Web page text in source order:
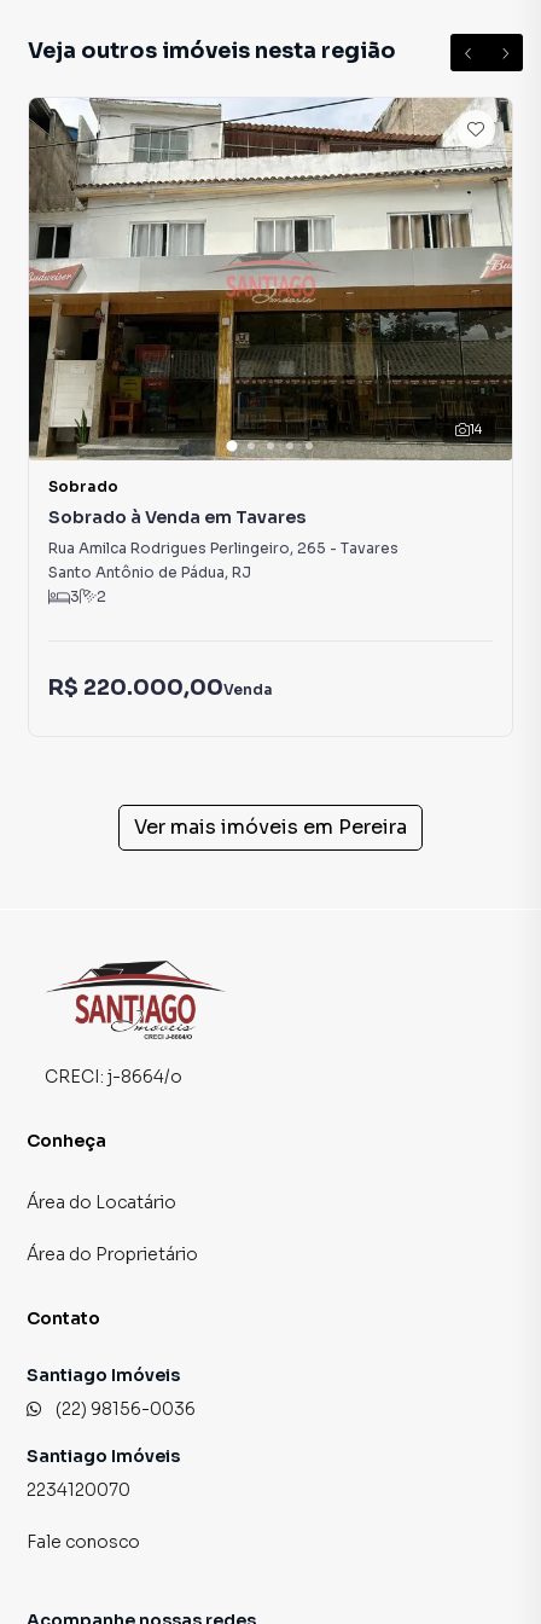
Veja outros imóveis nesta região
14
Sobrado
Sobrado à Venda em Tavares
Rua Amilca Rodrigues Perlingeiro, 265 - Tavares
Santo Antônio de Pádua, RJ
3
2
R$ 220.000,00Venda
Ver mais imóveis em Pereira
CRECI: j-8664/o
Conheça
Área do Locatário
Área do Proprietário
Contato
Santiago Imóveis
(22) 98156-0036
Santiago Imóveis
2234120070
Fale conosco